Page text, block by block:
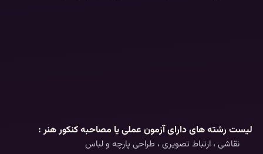
لیست رشته های دارای آزمون عملی یا مصاحبه کنکور هنر :
نقاشی ، ارتباط تصویری ، طراحی پارچه و لباس